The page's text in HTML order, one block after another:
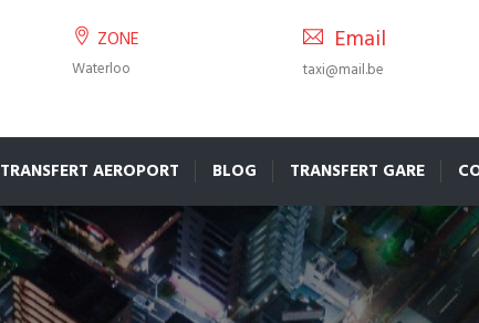
ZONE
Waterloo
Email
taxi@mail.be
TRANSFERT AEROPORT BLOG TRANSFERT GARE